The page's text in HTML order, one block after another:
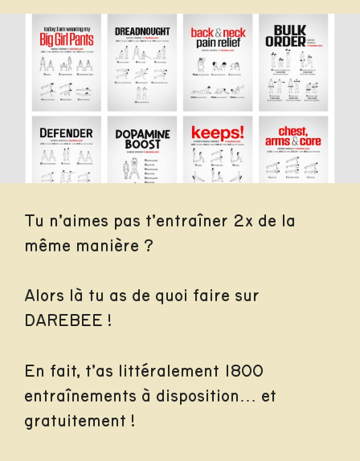
Tu n’aimes pas t’entraîner 2x de la
même manière ?
Alors là tu as de quoi faire sur
DAREBEE !
En fait, t’as littéralement 1800
entraînements à disposition… et
gratuitement !